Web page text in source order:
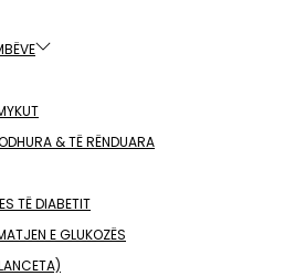
& TË RËNDUARA
TË DIABETIT
E GLUKOZËS